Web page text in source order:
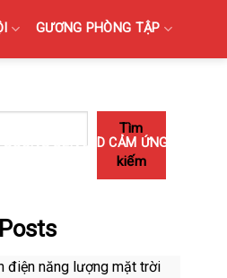
GƯƠNG PHÒNG TẬP
CẤP BÁN TẠI HÀ NỘI
GƯƠNG ĐÈN LED CẢM ỨNG
Tìm
kiếm
điện năng lượng mặt trời